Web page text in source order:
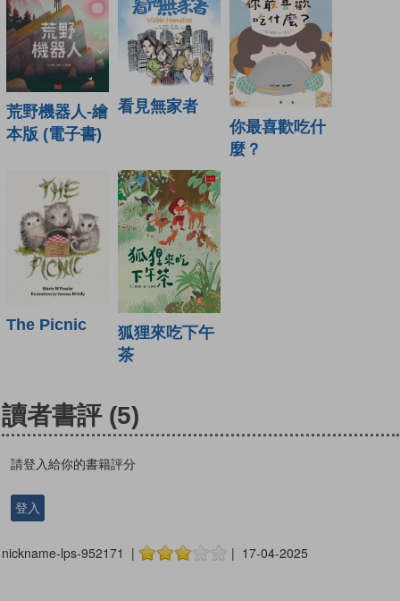
荒野機器人-繪
本版 (電子書)
看見無家者
你最喜歡吃什
麼？
The Picnic
狐狸來吃下午
茶
讀者書評 (5)
請登入給你的書籍評分
登入
nickname-lps-952171 | | 17-04-2025